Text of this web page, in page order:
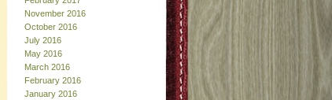
November 2016
October 2016
July 2016
May 2016
March 2016
February 2016
January 2016